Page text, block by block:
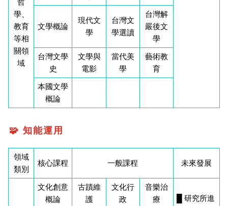
哲
學、
教育
等相
關領
域
文學概論
現代文
學
台灣文
學選讀
台灣解
嚴後文
學
台灣文學
史
文學與
電影
當代美
學
藝術教
育
本國文學
概論
🧩 知能運用
領域
類別
核心課程 一般課程 未來發展
文化創意
概論
古蹟維
護
文化行
政
音樂治
療
█ 研究所進